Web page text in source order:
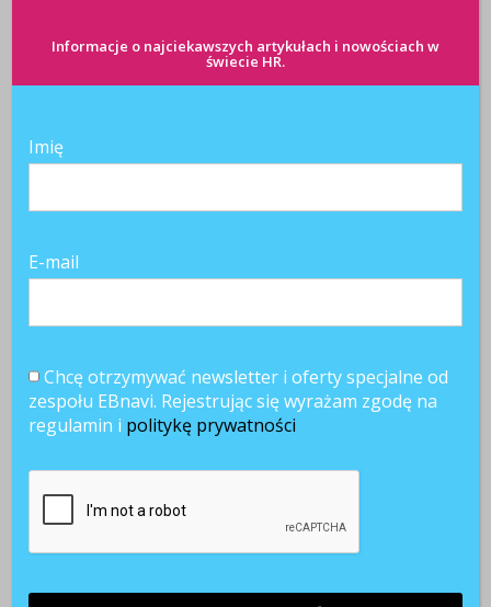
pracodawcy
Gdzie tkwi
różnorodności
czyli Wyzwania
w organizacji cz.
Trendy HRM
Informacje o najciekawszych artykułach i nowościach w
świecie HR.
Imię
E-mail
Chcę otrzymywać newsletter i oferty specjalne od
zespołu EBnavi. Rejestrując się wyrażam zgodę na
regulamin i politykę prywatności